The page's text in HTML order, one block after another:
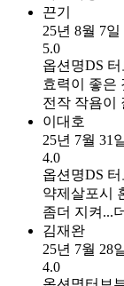
끈기
25년 8월 7일
5.0
옵션명DS
효력이 좋은
전작 작욤이
이대호
25년 7월 31
4.0
옵션명DS
약제살포시
좀더 지켜...
김재완
25년 7월 28
4.0